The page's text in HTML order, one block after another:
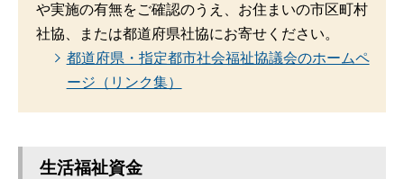
や実施の有無をご確認のうえ、お住まいの市区町村
社協、または都道府県社協にお寄せください。
都道府県・指定都市社会福祉協議会のホームペ
ージ（リンク集）
生活福祉資金